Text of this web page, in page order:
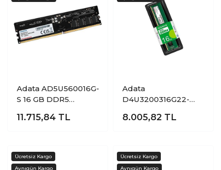
Adata AD5U560016G-
S 16 GB DDR5
Bilgisayar Bellek
11.715,84 TL
Adata
D4U3200316G22-
3200Mhz CL22
8.005,82 TL